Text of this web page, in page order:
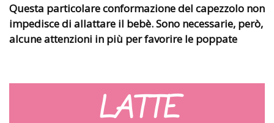
Questa particolare conformazione del capezzolo non
impedisce di allattare il bebè. Sono necessarie, però,
alcune attenzioni in più per favorire le poppate
LATTE